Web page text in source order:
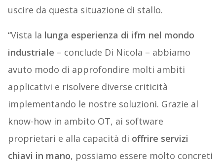
uscire da questa situazione di stallo.
“Vista la lunga esperienza di ifm nel mondo
industriale – conclude Di Nicola – abbiamo
avuto modo di approfondire molti ambiti
applicativi e risolvere diverse criticità
implementando le nostre soluzioni. Grazie al
know-how in ambito OT, ai software
proprietari e alla capacità di offrire servizi
chiavi in mano, possiamo essere molto concreti